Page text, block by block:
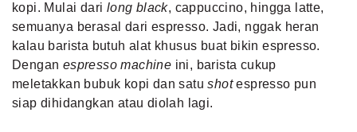
kopi. Mulai dari long black, cappuccino, hingga latte,
semuanya berasal dari espresso. Jadi, nggak heran
kalau barista butuh alat khusus buat bikin espresso.
Dengan espresso machine ini, barista cukup
meletakkan bubuk kopi dan satushotespresso pun
siap dihidangkan atau diolah lagi.